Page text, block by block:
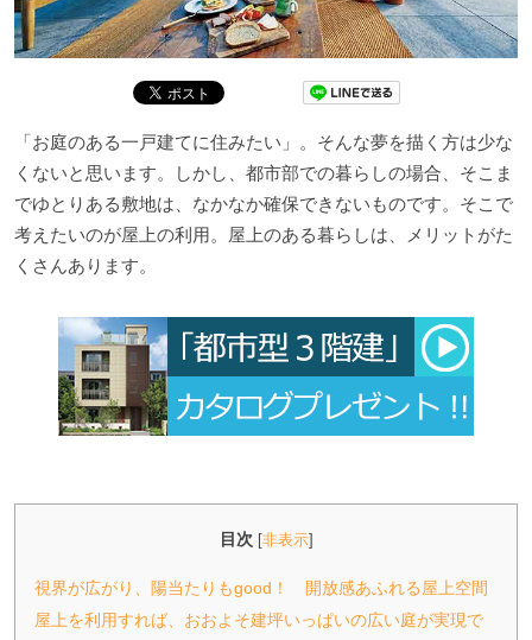
「お庭のある一戸建てに住みたい」。そんな夢を描く方は少な
くないと思います。しかし、都市部での暮らしの場合、そこま
でゆとりある敷地は、なかなか確保できないものです。そこで
考えたいのが屋上の利用。屋上のある暮らしは、メリットがた
くさんあります。
目次 [非表示]
視界が広がり、陽当たりもgood！ 開放感あふれる屋上空間
屋上を利用すれば、おおよそ建坪いっぱいの広い庭が実現で